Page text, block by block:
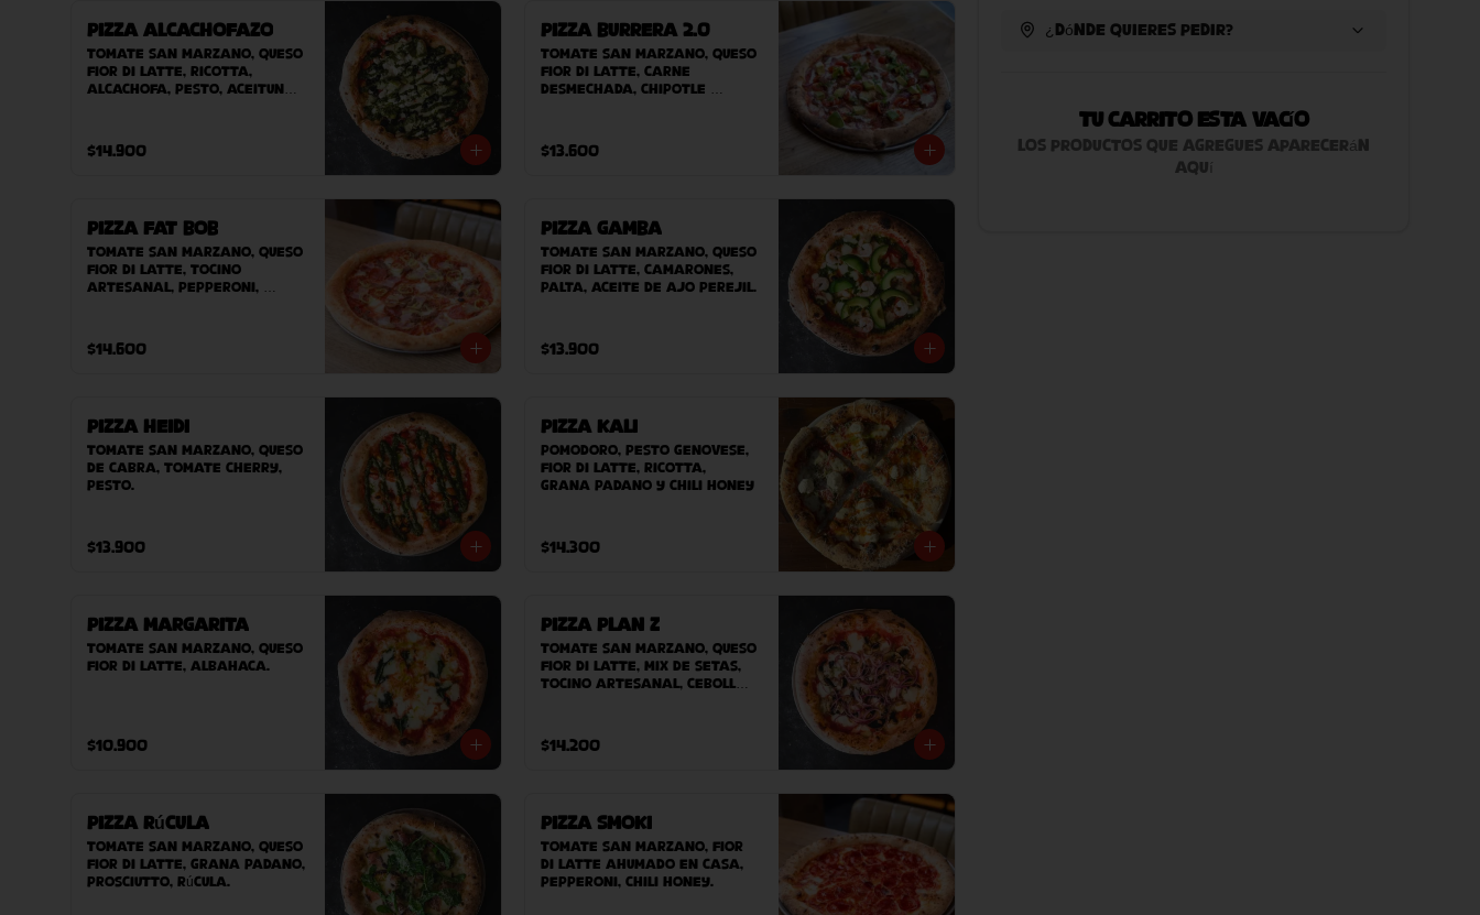
Pizza Alcachofazo
Tomate San Marzano, queso
Fior Di Latte, ricotta,
alcachofa, pesto, aceitunas
$14.900
Pizza Burrera 2.0
Tomate San Marzano, queso
Fior Di Latte, carne
desmechada, chipotle
chile tajin, palta.
$13.600
Pizza Fat Bob
Tomate San Marzano, queso
Fior Di Latte, tocino
artesanal, pepperoni,
$14.600
Pizza Gamba
Tomate San Marzano, queso
Fior Di Latte, camarones,
palta, aceite de ajo perejil.
$13.900
Pizza Heidi
Tomate San Marzano, queso
de cabra, tomate cherry,
pesto.
$13.900
Pizza Kali
Pomodoro, pesto genovese,
fior di latte, ricotta,
grana padano y chili honey
$14.300
Pizza Margarita
Tomate San Marzano, queso
Fior Di Latte, albahaca.
$10.900
Pizza Plan Z
Tomate San Marzano, queso
Fior Di Latte, mix de setas,
tocino artesanal, cebolla,
$14.200
Pizza Rúcula
Tomate San Marzano, queso
Fior Di Latte, Grana padano,
prosciutto, rúcula.
Pizza Smoki
Tomate san marzano, fior
di latte ahumado en casa,
pepperoni, chili honey.
¿Dónde quieres pedir?
Tu carrito esta vacío
Los productos que agregues aparecerán
aquí